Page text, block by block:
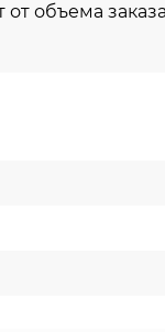
от объема